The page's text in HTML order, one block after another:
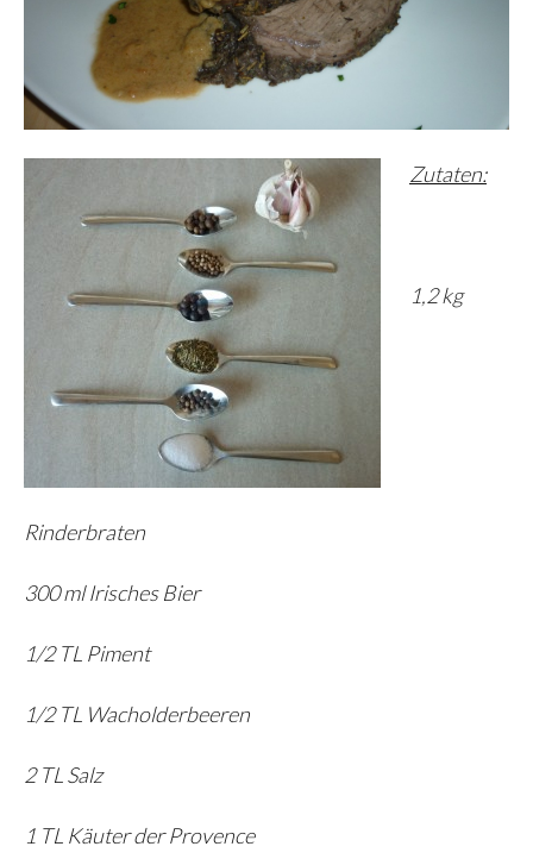
Zutaten:
1,2 kg
Rinderbraten
300 ml Irisches Bier
1/2 TL Piment
1/2 TL Wacholderbeeren
2 TL Salz
1 TL Käuter der Provence